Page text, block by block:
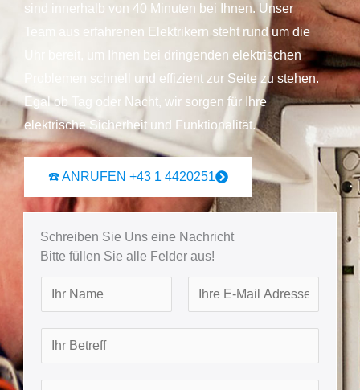
sind innerhalb von 40 Minuten bei Ihnen. Unser
Team aus erfahrenen Elektrikern steht rund um die
Uhr bereit, um Ihnen bei dringenden elektrischen
Problemen schnell und effizient zur Seite zu stehen.
Egal ob Tag oder Nacht, wir sorgen für Ihre
elektrische Sicherheit und Funktionalität.
☎️ ANRUFEN +43 1 4420251
Schreiben Sie Uns eine Nachricht
Bitte füllen Sie alle Felder aus!
a
r
s
s
t
e